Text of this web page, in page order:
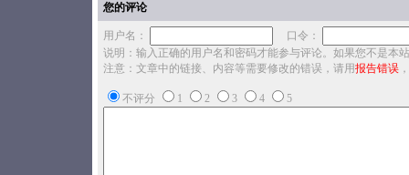
您的评论
用户名：
口令：
说明：输入正确的用户名和密码才能参与评论。如果您不是本
注意：文章中的链接、内容等需要修改的错误，请用报告错误
不评分 1 2 3 4 5